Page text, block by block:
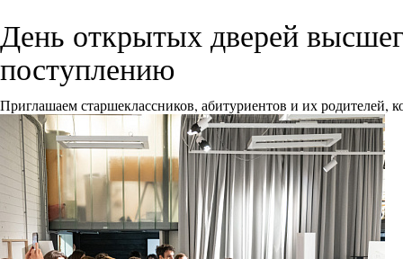
День открытых дверей
поступлению
Приглашаем старшеклассников, абитуриентов и их родителей,